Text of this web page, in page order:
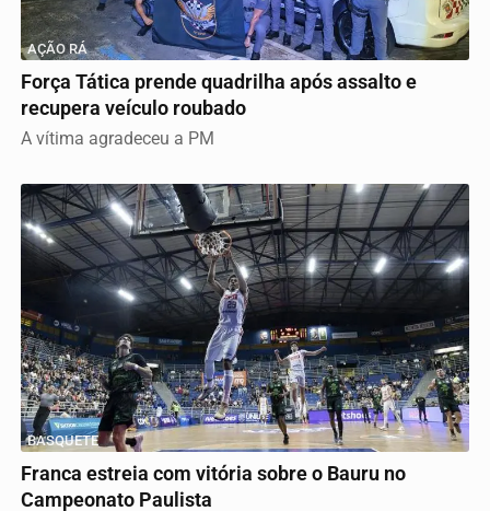
AÇÃO RÁ
Força Tática prende quadrilha após assalto e
recupera veículo roubado
A vítima agradeceu a PM
BASQUETE
Franca estreia com vitória sobre o Bauru no
Campeonato Paulista